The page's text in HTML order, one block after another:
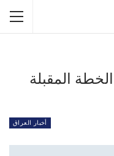
المقبلة
أخبار العراق